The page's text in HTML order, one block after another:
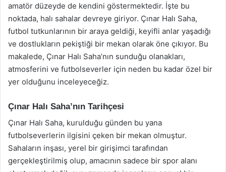
amatör düzeyde de kendini göstermektedir. İşte bu
noktada, halı sahalar devreye giriyor. Çınar Halı Saha,
futbol tutkunlarının bir araya geldiği, keyifli anlar yaşadığı
ve dostlukların pekiştiği bir mekan olarak öne çıkıyor. Bu
makalede, Çınar Halı Saha’nın sunduğu olanakları,
atmosferini ve futbolseverler için neden bu kadar özel bir
yer olduğunu inceleyeceğiz.
Çınar Halı Saha’nın Tarihçesi
Çınar Halı Saha, kurulduğu günden bu yana
futbolseverlerin ilgisini çeken bir mekan olmuştur.
Sahaların inşası, yerel bir girişimci tarafından
gerçekleştirilmiş olup, amacının sadece bir spor alanı